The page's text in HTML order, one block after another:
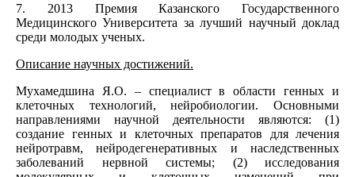
7. 2013 Премия Казанского Государственного
Медицинского Университета за лучший научный доклад
среди молодых ученых.
Описание научных достижений.
Мухамедшина Я.О. – специалист в области генных и
клеточных технологий, нейробиологии. Основными
направлениями научной деятельности являются: (1)
создание генных и клеточных препаратов для лечения
нейротравм, нейродегенеративных и наследственных
заболеваний нервной системы; (2) исследования